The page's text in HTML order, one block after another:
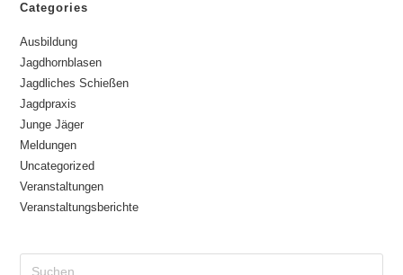
Categories
Ausbildung
Jagdhornblasen
Jagdliches Schießen
Jagdpraxis
Junge Jäger
Meldungen
Uncategorized
Veranstaltungen
Veranstaltungsberichte